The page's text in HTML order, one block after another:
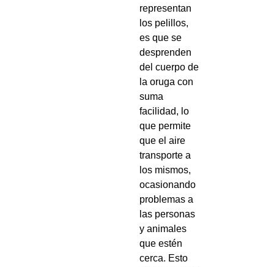
representan
los pelillos,
es que se
desprenden
del cuerpo de
la oruga con
suma
facilidad, lo
que permite
que el aire
transporte a
los mismos,
ocasionando
problemas a
las personas
y animales
que estén
cerca. Esto